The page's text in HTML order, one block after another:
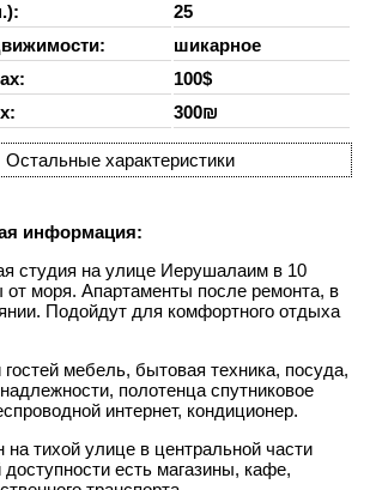
25
шикарное
100$
300₪
Остальные характеристики
информация:
студия на улице Иерушалаим в 10
от моря. Апартаменты после ремонта, в
Подойдут для комфортного отдыха
мебель, бытовая техника, посуда,
полотенца спутниковое
интернет, кондиционер.
тихой улице в центральной части
есть магазины, кафе,